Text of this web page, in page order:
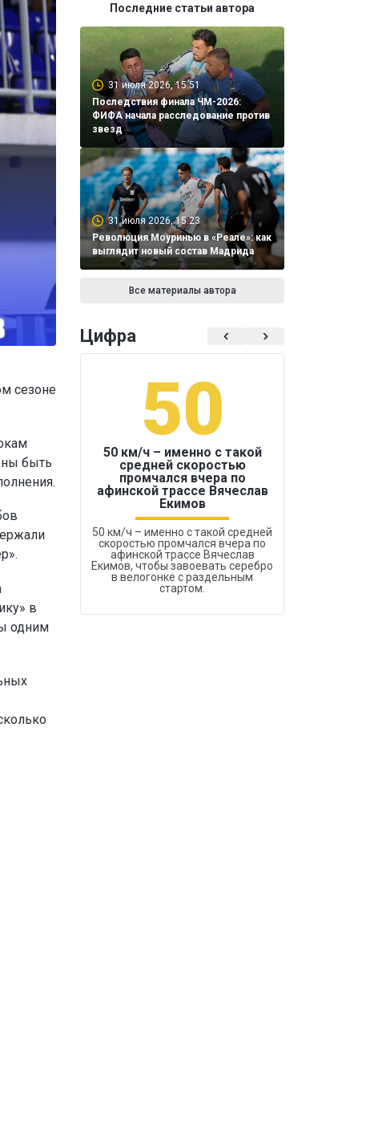
сезоне
быть
в
одним
Последние статьи автора
31 июля 2026, 15:51
Последствия финала ЧМ-2026:
ФИФА начала расследование против
звезд
31 июля 2026, 15:23
Революция Моуринью в «Реале»: как
выглядит новый состав Мадрида
Все материалы автора
Цифра
50
50 км/ч – именно с такой
средней скоростью
промчался вчера по
афинской трассе Вячеслав
Екимов
50 км/ч – именно с такой средней
скоростью промчался вчера по
афинской трассе Вячеслав
Екимов, чтобы завоевать серебро
в велогонке с раздельным
стартом.